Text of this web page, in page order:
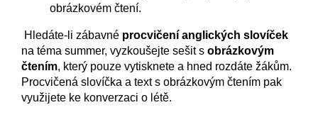
obrázkovém čtení.
Hledáte-li zábavné procvičení anglických slovíček
na téma summer, vyzkoušejte sešit s obrázkovým
čtením, který pouze vytisknete a hned rozdáte žákům.
Procvičená slovíčka a text s obrázkovým čtením pak
využijete ke konverzaci o létě.